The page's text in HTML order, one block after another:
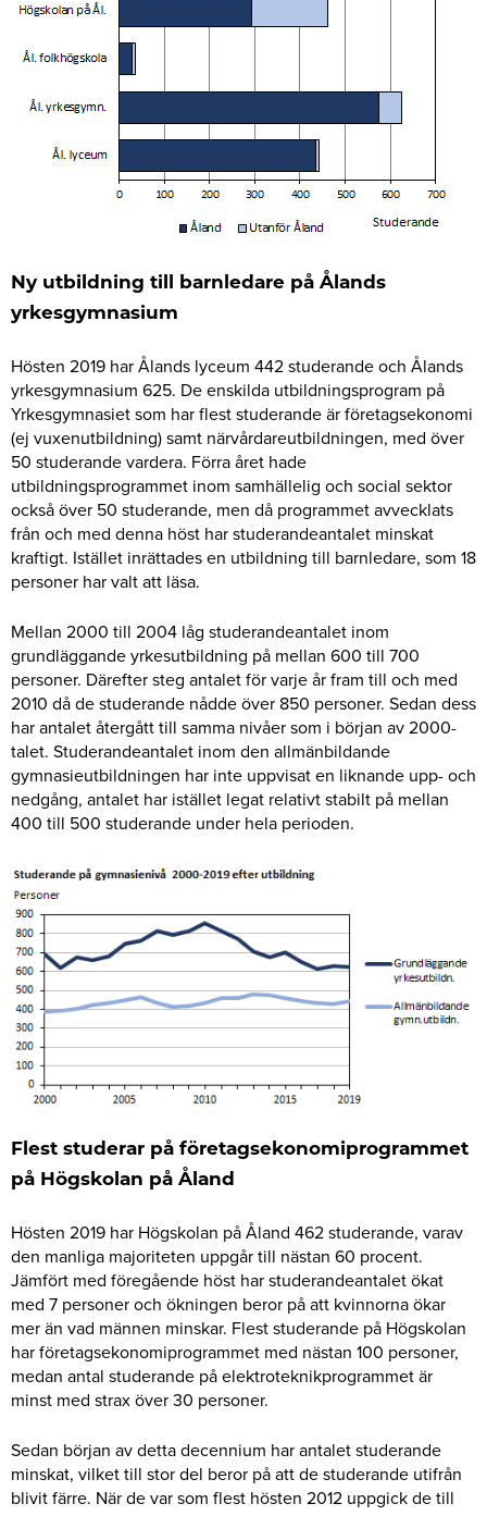
Ny utbildning till barnledare på Ålands
yrkesgymnasium
Hösten 2019 har Ålands lyceum 442 studerande och Ålands
yrkesgymnasium 625. De enskilda utbildningsprogram på
Yrkesgymnasiet som har flest studerande är företagsekonomi
(ej vuxenutbildning) samt närvårdareutbildningen, med över
50 studerande vardera. Förra året hade
utbildningsprogrammet inom samhällelig och social sektor
också över 50 studerande, men då programmet avvecklats
från och med denna höst har studerandeantalet minskat
kraftigt. Istället inrättades en utbildning till barnledare, som 18
personer har valt att läsa.
Mellan 2000 till 2004 låg studerandeantalet inom
grundläggande yrkesutbildning på mellan 600 till 700
personer. Därefter steg antalet för varje år fram till och med
2010 då de studerande nådde över 850 personer. Sedan dess
har antalet återgått till samma nivåer som i början av 2000-
talet. Studerandeantalet inom den allmänbildande
gymnasieutbildningen har inte uppvisat en liknande upp- och
nedgång, antalet har istället legat relativt stabilt på mellan
400 till 500 studerande under hela perioden.
Flest studerar på företagsekonomiprogrammet
på Högskolan på Åland
Hösten 2019 har Högskolan på Åland 462 studerande, varav
den manliga majoriteten uppgår till nästan 60 procent.
Jämfört med föregående höst har studerandeantalet ökat
med 7 personer och ökningen beror på att kvinnorna ökar
mer än vad männen minskar. Flest studerande på Högskolan
har företagsekonomiprogrammet med nästan 100 personer,
medan antal studerande på elektroteknikprogrammet är
minst med strax över 30 personer.
Sedan början av detta decennium har antalet studerande
minskat, vilket till stor del beror på att de studerande utifrån
blivit färre. När de var som flest hösten 2012 uppgick de till